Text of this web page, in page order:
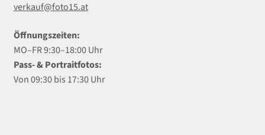
verkauf@foto15.at
Öffnungszeiten:
MO–FR 9:30–18:00 Uhr
Pass- & Portraitfotos:
Von 09:30 bis 17:30 Uhr